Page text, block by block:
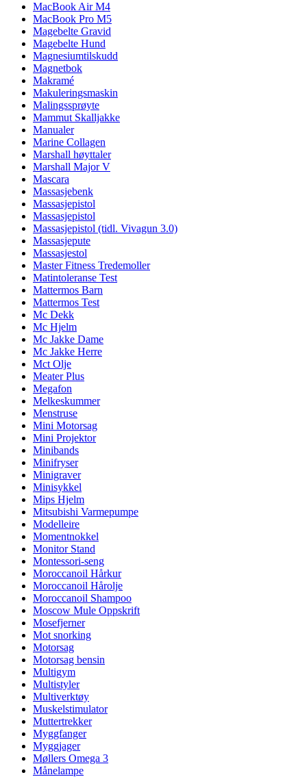
MacBook Air M4
MacBook Pro M5
Magebelte Gravid
Magebelte Hund
Magnesiumtilskudd
Magnetbok
Makramé
Makuleringsmaskin
Malingssprøyte
Mammut Skalljakke
Manualer
Marine Collagen
Marshall høyttaler
Marshall Major V
Mascara
Massasjebenk
Massasjepistol
Massasjepistol
Massasjepistol (tidl. Vivagun 3.0)
Massasjepute
Massasjestol
Master Fitness Tredemoller
Matintoleranse Test
Mattermos Barn
Mattermos Test
Mc Dekk
Mc Hjelm
Mc Jakke Dame
Mc Jakke Herre
Mct Olje
Meater Plus
Megafon
Melkeskummer
Menstruse
Mini Motorsag
Mini Projektor
Minibands
Minifryser
Minigraver
Minisykkel
Mips Hjelm
Mitsubishi Varmepumpe
Modelleire
Momentnokkel
Monitor Stand
Montessori-seng
Moroccanoil Hårkur
Moroccanoil Hårolje
Moroccanoil Shampoo
Moscow Mule Oppskrift
Mosefjerner
Mot snorking
Motorsag
Motorsag bensin
Multigym
Multistyler
Multiverktøy
Muskelstimulator
Muttertrekker
Myggfanger
Myggjager
Møllers Omega 3
Månelampe